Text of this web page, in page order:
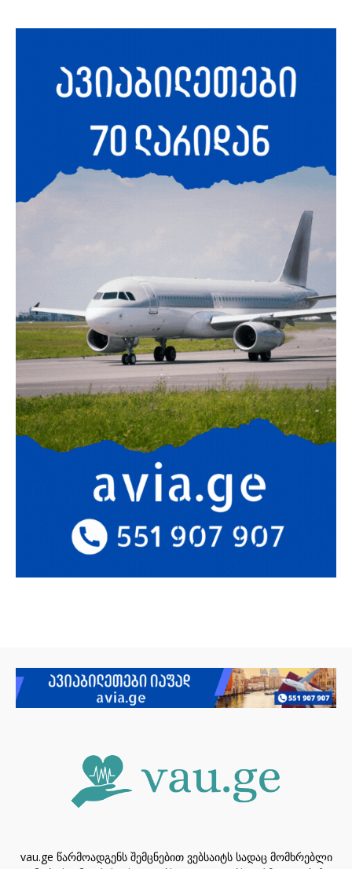
vau.ge წარმოადგენს შემცნებით ვებსაიტს სადაც მომხრებლი